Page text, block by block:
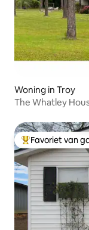
Woning in Troy
The Whatley
Topfavoriet van
Favoriet van